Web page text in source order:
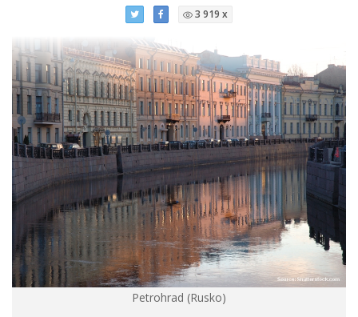
3 919 x
Petrohrad (Rusko)